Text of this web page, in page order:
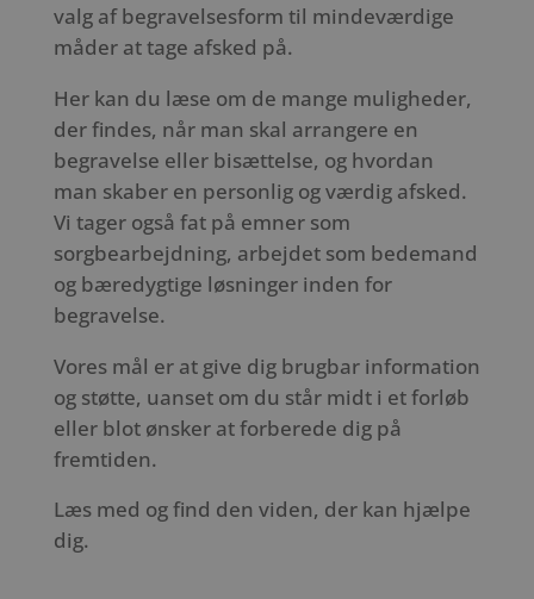
valg af begravelsesform til mindeværdige
måder at tage afsked på.
Her kan du læse om de mange muligheder,
der findes, når man skal arrangere en
begravelse eller bisættelse, og hvordan
man skaber en personlig og værdig afsked.
Vi tager også fat på emner som
sorgbearbejdning, arbejdet som bedemand
og bæredygtige løsninger inden for
begravelse.
Vores mål er at give dig brugbar information
og støtte, uanset om du står midt i et forløb
eller blot ønsker at forberede dig på
fremtiden.
Læs med og find den viden, der kan hjælpe
dig.